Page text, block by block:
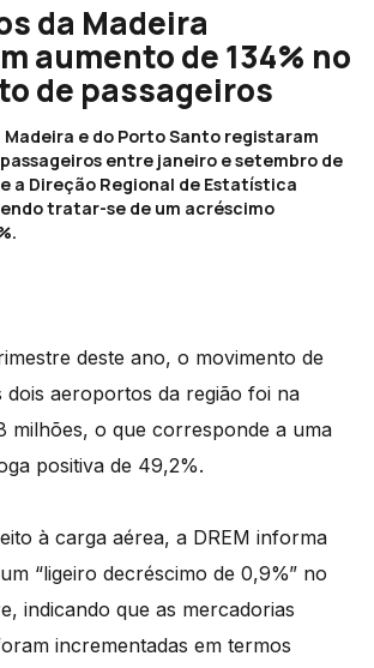
da Madeira
aumento de 134% no
de passageiros
Madeira e do Porto Santo registaram
entre janeiro e setembro de
a Direção Regional de Estatística
tratar-se de um acréscimo
deste ano, o movimento de
dois aeroportos da região foi na
milhões, o que corresponde a uma
positiva de 49,2%.
à carga aérea, a DREM informa
“ligeiro decréscimo de 0,9%” no
indicando que as mercadorias
incrementadas em termos